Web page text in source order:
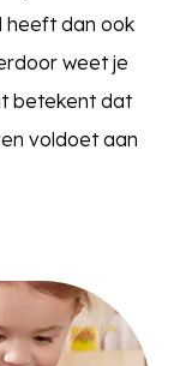
heeft dan ook
weet je
betekent dat
voldoet aan